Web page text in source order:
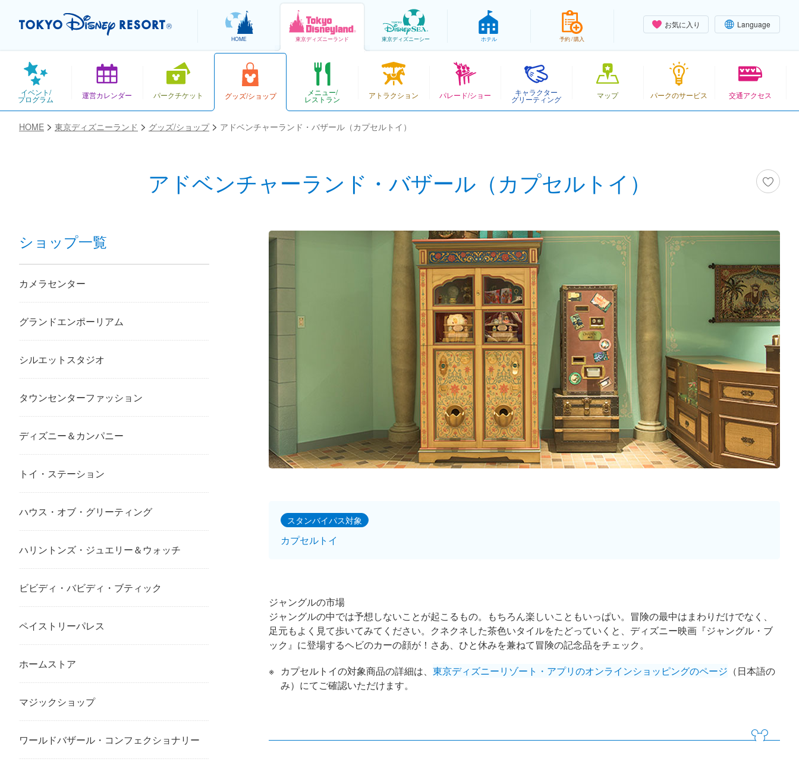
お気に入り Language
HOME 東京ディズニーランド 東京ディズニーシー ホテル 予約 / 購入
イベント/
プログラム 運営カレンダー パークチケット グッズ/ショップ メニュー/
レストラン アトラクション パレード/ショー キャラクター
グリーティング マップ パークのサービス 交通アクセス
HOME 東京ディズニーランド グッズ/ショップ アドベンチャーランド・バザール（カプセルトイ）
アドベンチャーランド・バザール（カプセルトイ）
お気に入り
スタンバイパス対象
カプセルトイ
ジャングルの市場
ジャングルの中では予想しないことが起こるもの。もちろん楽しいこともいっぱい。冒険の最中はまわりだけでなく、
足元もよく見て歩いてみてください。クネクネした茶色いタイルをたどっていくと、ディズニー映画『ジャングル・ブ
ック』に登場するヘビのカーの顔が！さあ、ひと休みを兼ねて冒険の記念品をチェック。
カプセルトイの対象商品の詳細は、 東京ディズニーリゾート・アプリのオンラインショッピングのページ （日本語の
み）にてご確認いただけます。
ショップ一覧
カメラセンター
グランドエンポーリアム
シルエットスタジオ
タウンセンターファッション
ディズニー＆カンパニー
トイ・ステーション
ハウス・オブ・グリーティング
ハリントンズ・ジュエリー＆ウォッチ
ビビディ・バビディ・ブティック
ペイストリーパレス
ホームストア
マジックショップ
ワールドバザール・コンフェクショナリー